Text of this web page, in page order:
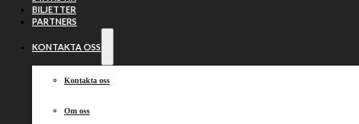
BILJETTER
PARTNERS
KONTAKTA OSS
Kontakta oss
Om oss
Dackarna
Lejonen